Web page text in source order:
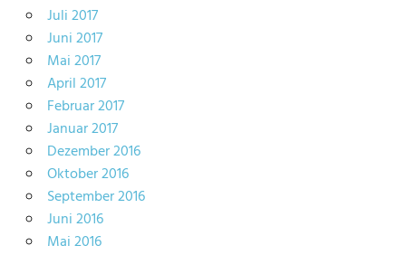
Juli 2017
Juni 2017
Mai 2017
April 2017
Februar 2017
Januar 2017
Dezember 2016
Oktober 2016
September 2016
Juni 2016
Mai 2016